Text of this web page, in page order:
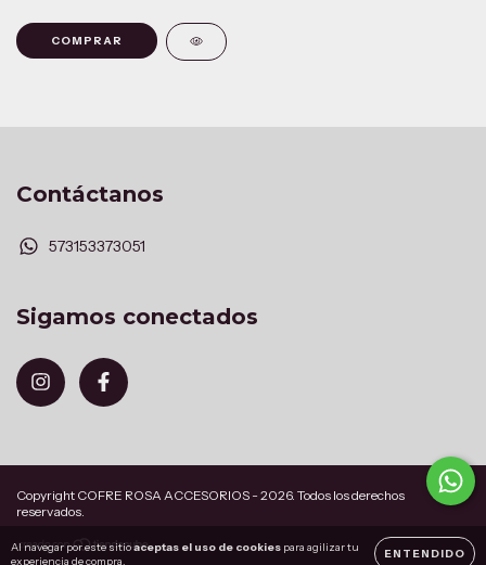
Al navegar por este sitioaceptas el uso de cookies para agilizar tu
experiencia de compra.
ENTENDIDO
COMPRAR
Contáctanos
573153373051
Sigamos conectados
Copyright COFRE ROSA ACCESORIOS - 2026. Todos los derechos
reservados.